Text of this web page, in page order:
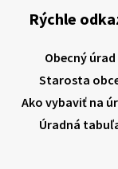
výdatnosti
6. augusta
5. augusta
Rýchle
Obecný úrad
Starosta
Ako vybaviť na
Úradná